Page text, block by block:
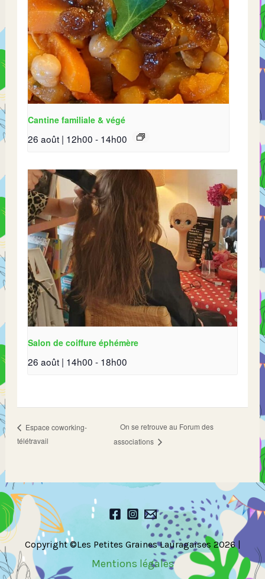
Cantine familiale & végé
26 août | 12h00 - 14h00
Salon de coiffure éphémère
26 août | 14h00 - 18h00
Espace coworking-
télétravail
On se retrouve au Forum des
associations
Copyright ©Les Petites Graines Lauragaises 2026 |
Mentions légales